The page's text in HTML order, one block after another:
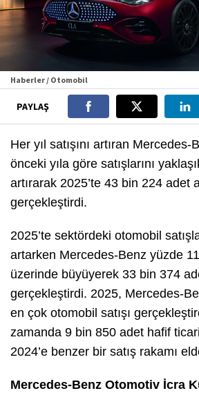
Haberler / Otomobil
PAYLAŞ
Her yıl satışını artıran
önceki yıla göre satışlarını
artırarak 2025’te 43 bin 224 adet
gerçekleştirdi.
2025’te sektördeki otomobil
artarken Mercedes-Benz yüzde
üzerinde büyüyerek 33 bin 374
gerçekleştirdi. 2025, Mercedes-
en çok otomobil satışı
zamanda 9 bin 850 adet hafif
2024’e benzer bir satış rakamı
Mercedes-Benz Otomotiv İcra